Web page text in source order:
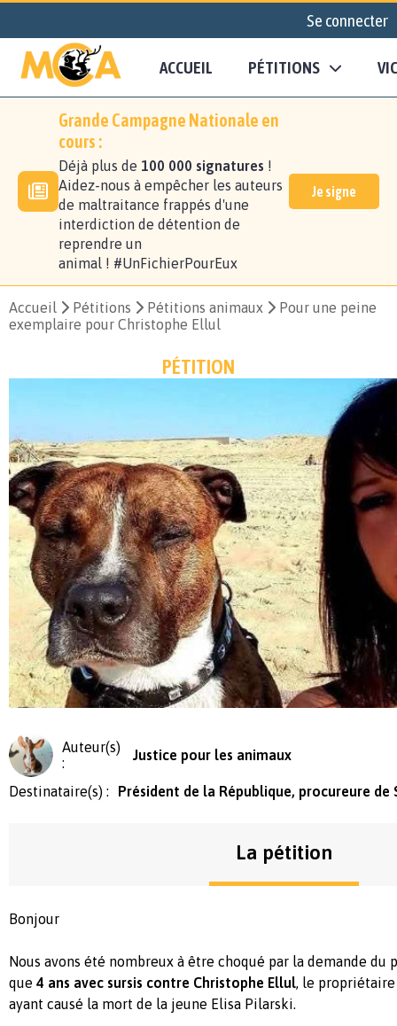
Se connecter
ACCUEIL PÉTITIONS
Grande Campagne Nationale en
cours :
Déjà plus de 100 000 signatures !
Aidez-nous à empêcher les auteurs
de maltraitance frappés d'une
interdiction de détention de
reprendre un
animal ! #UnFichierPourEux
Je signe
Accueil Pétitions Pétitions animaux
Pour une peine
exemplaire pour Christophe Ellul
PÉTITION
Auteur(s)
:
Justice pour les animaux
Destinataire(s) : Président de la République, procureure de
La pétition
Bonjour
Nous avons été nombreux à être choqué par la demande du
que 4 ans avec sursis contre Christophe Ellul, le
ayant causé la mort de la jeune Elisa Pilarski.